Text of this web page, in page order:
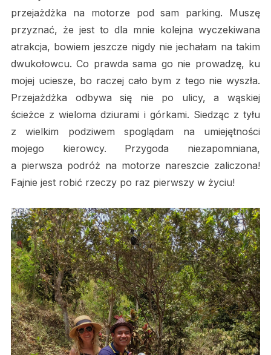
przejażdżka na motorze pod sam parking. Muszę
przyznać, że jest to dla mnie kolejna wyczekiwana
atrakcja, bowiem jeszcze nigdy nie jechałam na takim
dwukołowcu. Co prawda sama go nie prowadzę, ku
mojej uciesze, bo raczej cało bym z tego nie wyszła.
Przejażdżka odbywa się nie po ulicy, a wąskiej
ścieżce z wieloma dziurami i górkami. Siedząc z tyłu
z wielkim podziwem spoglądam na umiejętności
mojego kierowcy. Przygoda niezapomniana,
a pierwsza podróż na motorze nareszcie zaliczona!
Fajnie jest robić rzeczy po raz pierwszy w życiu!